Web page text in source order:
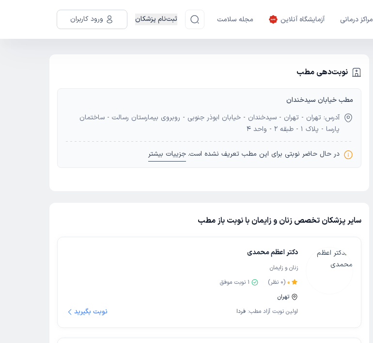
مراکز درمانی آزمایشگاه آنلاین مجله سلامت ثبت‌نام پزشکان ورود کاربران
نوبت‌دهی مطب
مطب خیابان سیدخندان
آدرس: تهران - تهران - سیدخندان - خیابان ابوذر جنوبی - روبروی بیمارستان رسالت - ساختمان
پارسا - پلاک 1 - طبقه 2 - واحد 4
در حال حاضر نوبتی برای این مطب تعریف نشده است. جزییات بیشتر
سایر پزشکان تخصص زنان و زایمان با نوبت باز مطب
دکتر اعظم محمدی
زنان و زایمان
0
(
0 نظر) 1 نوبت موفق
تهران
اولین نوبت آزاد مطب: فردا نوبت بگیرید